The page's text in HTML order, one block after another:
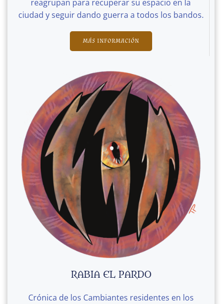
reagrupan para recuperar su espacio en la
ciudad y seguir dando guerra a todos los bandos.
MÁS INFORMACIÓN
RABIA EL PARDO
Crónica de los Cambiantes residentes en los